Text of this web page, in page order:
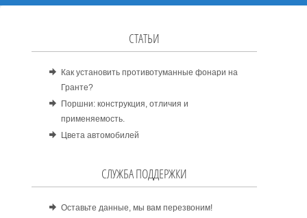
СТАТЬИ
Как установить противотуманные фонари на
Гранте?
Поршни: конструкция, отличия и
применяемость.
Цвета автомобилей
СЛУЖБА ПОДДЕРЖКИ
Оставьте данные, мы вам перезвоним!